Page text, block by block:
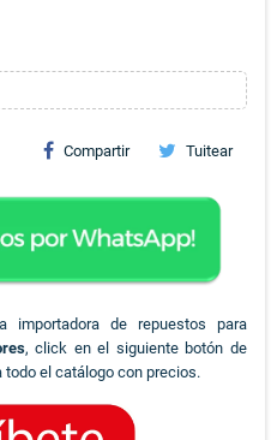
Compartir Tuitear
importadora de repuestos para
, click en el siguiente botón de
el catálogo con precios.